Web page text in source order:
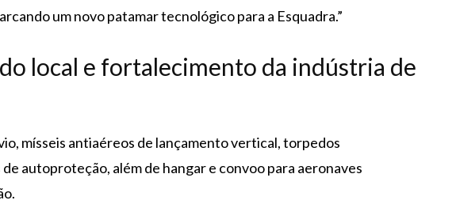
um novo patamar tecnológico para a Esquadra.”
local e fortalecimento da indústria de
mísseis antiaéreos de lançamento vertical, torpedos
autoproteção, além de hangar e convoo para aeronaves